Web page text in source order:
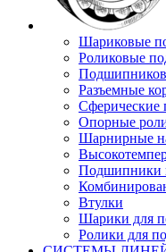
Шариковые
Роликовые
Разъемные
Опорные
Шарнирные
Подшипники
Втулки
Шарики для
Ролики для